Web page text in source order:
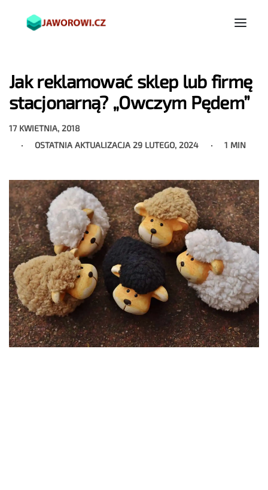
Jak reklamować sklep lub firmę
stacjonarną? „Owczym Pędem”
17 KWIETNIA, 2018
OSTATNIA AKTUALIZACJA 29 LUTEGO, 2024 1 MIN